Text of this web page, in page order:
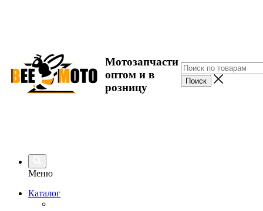
Мотозапчасти
оптом и в
розницу
Меню
Каталог